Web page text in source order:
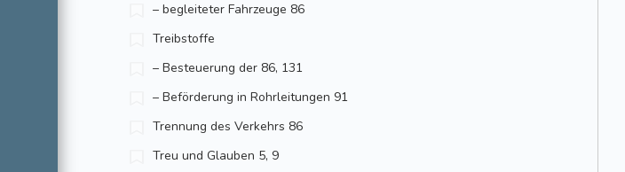
– begleiteter Fahrzeuge 86
Treibstoffe
– Besteuerung der 86, 131
– Beförderung in Rohrleitungen 91
Trennung des Verkehrs 86
Treu und Glauben 5, 9